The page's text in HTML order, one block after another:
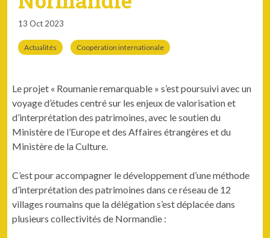
13 Oct 2023
Actualités Coopération internationale
Le projet « Roumanie remarquable » s’est poursuivi avec un
voyage d’études centré sur les enjeux de valorisation et
d’interprétation des patrimoines, avec le soutien du
Ministère de l’Europe et des Affaires étrangères et du
Ministère de la Culture.
C’est pour accompagner le développement d’une méthode
d’interprétation des patrimoines dans ce réseau de 12
villages roumains que la délégation s’est déplacée dans
plusieurs collectivités de Normandie :